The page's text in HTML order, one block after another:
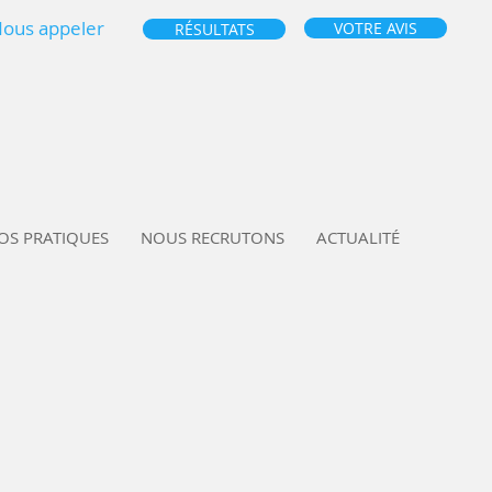
appeler RÉSULTATS VOTRE AVIS
PRATIQUES NOUS RECRUTONS ACTUALITÉ